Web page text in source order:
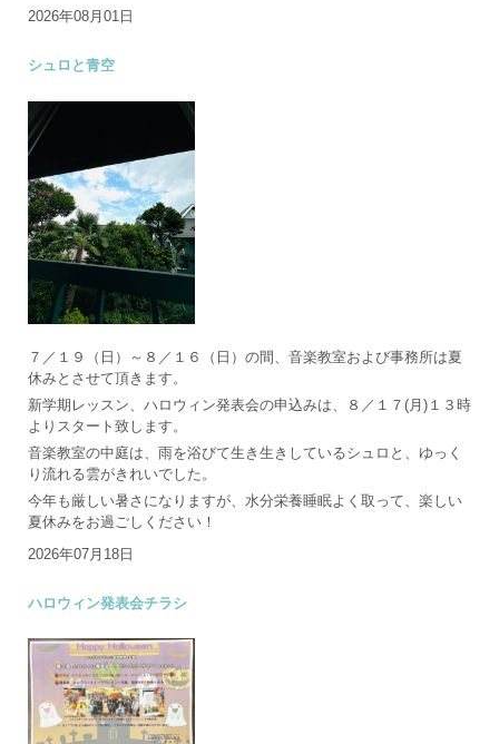
2026年08月01日
シュロと青空
７／１９（日）～８／１６（日）の間、音楽教室および事務所は夏
休みとさせて頂きます。
新学期レッスン、ハロウィン発表会の申込みは、８／１７(月)１３時
よりスタート致します。
音楽教室の中庭は、雨を浴びて生き生きしているシュロと、ゆっく
り流れる雲がきれいでした。
今年も厳しい暑さになりますが、水分栄養睡眠よく取って、楽しい
夏休みをお過ごしください！
2026年07月18日
ハロウィン発表会チラシ